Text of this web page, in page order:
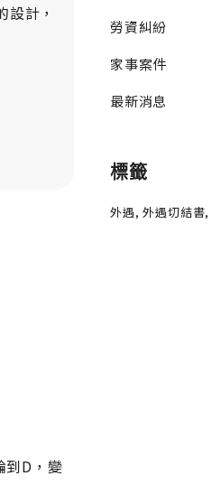
計，
到D，變
勞資糾紛
家事案件
最新消息
標籤
外遇 外遇切結書